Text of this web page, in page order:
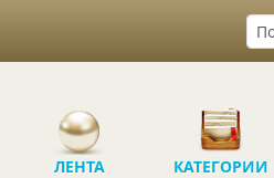
ЛЕНТА КАТЕГОРИИ